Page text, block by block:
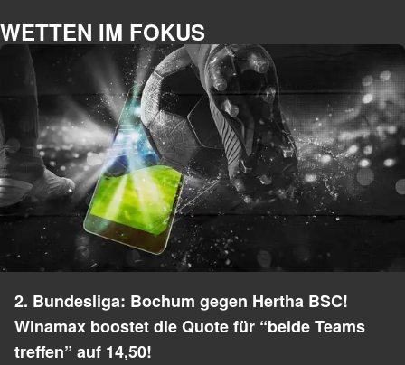
WETTEN IM FOKUS
2. Bundesliga: Bochum gegen Hertha BSC!
Winamax boostet die Quote für “beide Teams
treffen” auf 14,50!